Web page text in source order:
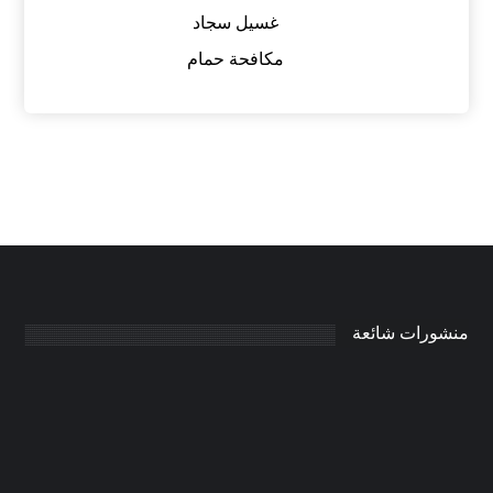
غسيل سجاد
مكافحة حمام
منشورات شائعة